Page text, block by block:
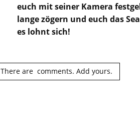
euch mit seiner Kamera
lange zögern und euch das
es lohnt sich!
There are comments.Add yours.